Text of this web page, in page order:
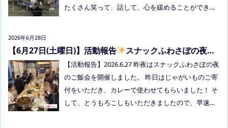
たくさん笑って、話して、心を緩めることができま
ご予約してくださいね。
2026年6月28日
【6月27日(土曜日)】活動報告
スナックふわさぽの夜の
ご飯会を開催しました【活動報告】2026.6.27 昨夜はスナックふわさぽの夜
のご飯会を開催しました。 昨日はじゃがいものご寄
付をいただき、カレーで使わせてもらいました！ そ
して、とうもろこしもいただきましたので、早速茹